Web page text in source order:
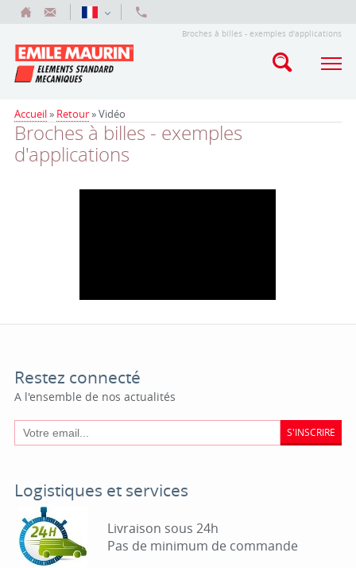
Broches à billes - exemples d'applications
Accueil» Retour»Vidéo
Broches à billes - exemples
d'applications
Restez connecté
A l'ensemble de nos actualités
S'INSCRIRE
Logistiques et services
Livraison sous 24h
Pas de minimum de commande